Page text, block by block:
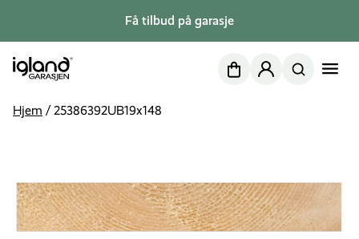
Få tilbud på garasje
NettbutikkMin side
Hjem /25386392UB19x148